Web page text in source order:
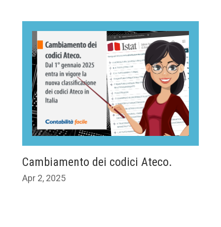
Cambiamento dei codici Ateco.
Apr 2, 2025